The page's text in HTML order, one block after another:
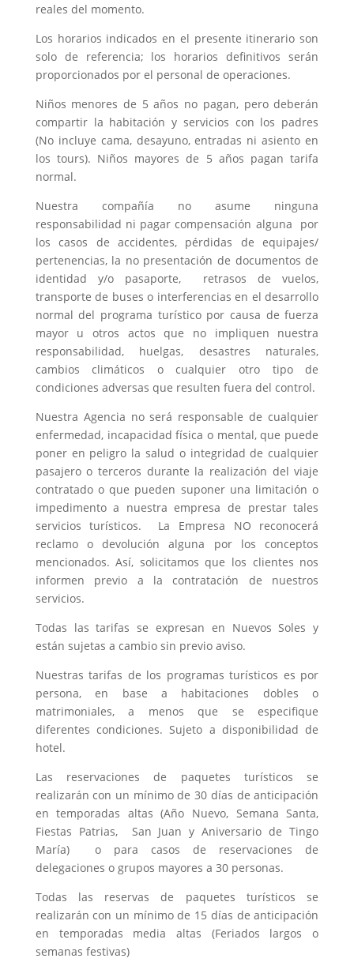
reales del momento.
Los horarios indicados en el presente itinerario son
solo de referencia; los horarios definitivos serán
proporcionados por el personal de operaciones.
Niños menores de 5 años no pagan, pero deberán
compartir la habitación y servicios con los padres
(No incluye cama, desayuno, entradas ni asiento en
los tours). Niños mayores de 5 años pagan tarifa
normal.
Nuestra compañía no asume ninguna
responsabilidad ni pagar compensación alguna por
los casos de accidentes, pérdidas de equipajes/
pertenencias, la no presentación de documentos de
identidad y/o pasaporte, retrasos de vuelos,
transporte de buses o interferencias en el desarrollo
normal del programa turístico por causa de fuerza
mayor u otros actos que no impliquen nuestra
responsabilidad, huelgas, desastres naturales,
cambios climáticos o cualquier otro tipo de
condiciones adversas que resulten fuera del control.
Nuestra Agencia no será responsable de cualquier
enfermedad, incapacidad física o mental, que puede
poner en peligro la salud o integridad de cualquier
pasajero o terceros durante la realización del viaje
contratado o que pueden suponer una limitación o
impedimento a nuestra empresa de prestar tales
servicios turísticos. La Empresa NO reconocerá
reclamo o devolución alguna por los conceptos
mencionados. Así, solicitamos que los clientes nos
informen previo a la contratación de nuestros
servicios.
Todas las tarifas se expresan en Nuevos Soles y
están sujetas a cambio sin previo aviso.
Nuestras tarifas de los programas turísticos es por
persona, en base a habitaciones dobles o
matrimoniales, a menos que se especifique
diferentes condiciones. Sujeto a disponibilidad de
hotel.
Las reservaciones de paquetes turísticos se
realizarán con un mínimo de 30 días de anticipación
en temporadas altas (Año Nuevo, Semana Santa,
Fiestas Patrias, San Juan y Aniversario de Tingo
María) o para casos de reservaciones de
delegaciones o grupos mayores a 30 personas.
Todas las reservas de paquetes turísticos se
realizarán con un mínimo de 15 días de anticipación
en temporadas media altas (Feriados largos o
semanas festivas)